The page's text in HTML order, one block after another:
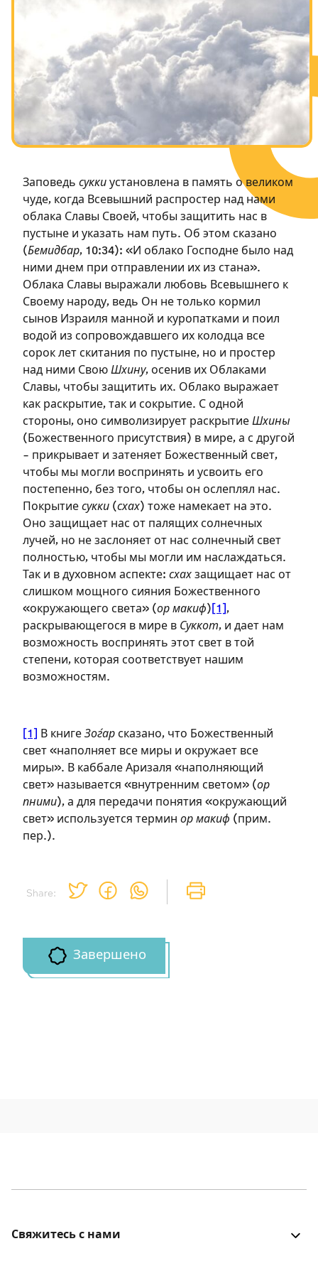
Посты в память о разрушенном Храме
Пурим
Share:
Заповедь сукки установлена в память о великом
чуде, когда Всевышний распростер над нами
облака Славы Своей, чтобы защитить нас в
пустыне и указать нам путь. Об этом сказано
(Бемидбар, 10:34): «И облако Господне было над
ними днем при отправлении их из стана».
Облака Славы выражали любовь Всевышнего к
Своему народу, ведь Он не только кормил
сынов Израиля манной и куропатками и поил
водой из сопровождавшего их колодца все
сорок лет скитания по пустыне, но и простер
над ними Свою Шхину, осенив их Облаками
Славы, чтобы защитить их. Облако выражает
как раскрытие, так и сокрытие. С одной
стороны, оно символизирует раскрытие Шхины
(Божественного присутствия) в мире, а с другой
– прикрывает и затеняет Божественный свет,
чтобы мы могли воспринять и усвоить его
постепенно, без того, чтобы он ослеплял нас.
Покрытие сукки (схах) тоже намекает на это.
Оно защищает нас от палящих солнечных
лучей, но не заслоняет от нас солнечный свет
полностью, чтобы мы могли им наслаждаться.
Так и в духовном аспекте: схах защищает нас от
слишком мощного сияния Божественного
«окружающего света» (ор макиф) [1] ,
раскрывающегося в мире в Суккот, и дает нам
возможность воспринять этот свет в той
степени, которая соответствует нашим
возможностям.
[1] В книге Зоѓар сказано, что Божественный
свет «наполняет все миры и окружает все
миры». В каббале Аризаля «наполняющий
свет» называется «внутренним светом» (ор
пними), а для передачи понятия «окружающий
свет» используется термин ор макиф (прим.
пер.).
Завершено
Зарегистрироваться
на сайте
Чтобы делать пометки на сайте,
необходимо зарегистрироваться.
Подписаться
Свяжитесь с нами